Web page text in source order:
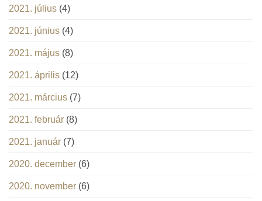
2021. július (4)
2021. június (4)
2021. május (8)
2021. április (12)
2021. március (7)
2021. február (8)
2021. január (7)
2020. december (6)
2020. november (6)